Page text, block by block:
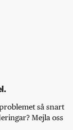
så snart
Mejla oss